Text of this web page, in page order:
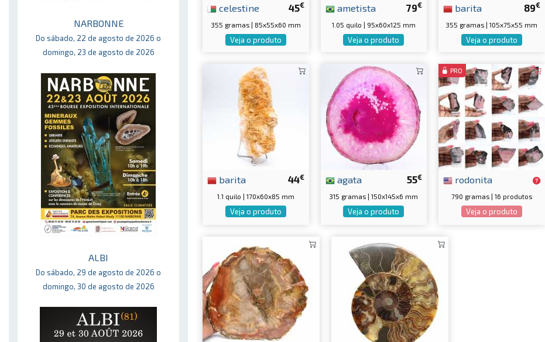
NARBONNE
Do sábado, 22 de agosto de 2026 o
domingo, 23 de agosto de 2026
ALBI
Do sábado, 29 de agosto de 2026 o
domingo, 30 de agosto de 2026
45€
celestine
355 gramas | 85x55x60 mm
Veja o produto
79€
ametista
1.05 quilo | 95x60x125 mm
Veja o produto
89€
barita
355 gramas | 105x75x55 mm
Veja o produto
44€
barita
1.1 quilo | 170x60x85 mm
Veja o produto
55€
agata
315 gramas | 150x145x6 mm
Veja o produto
PRO
rodonita
790 gramas | 16 produtos
Veja o produto